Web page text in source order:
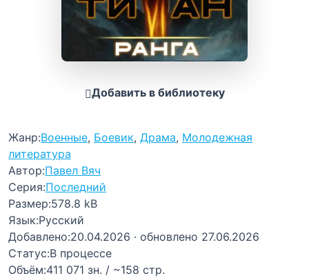
Добавить в библиотеку
Жанр:Военные, Боевик, Драма, Молодежная
литература
Автор:Павел Вяч
Серия:Последний
Размер:578.8 kB
Язык:Русский
Добавлено:20.04.2026 · обновлено 27.06.2026
Статус:В процессе
Объём:411 071 зн. / ~158 стр.